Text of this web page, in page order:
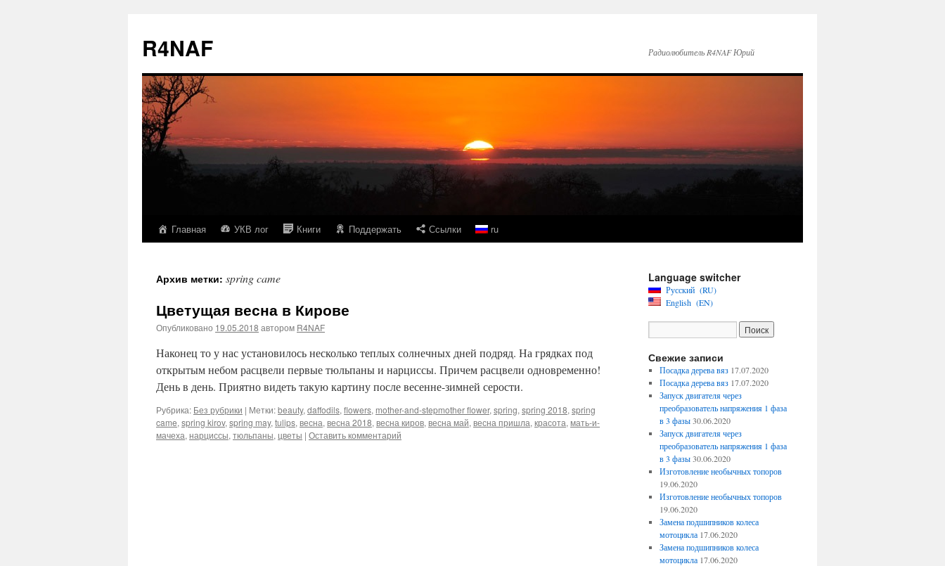
R4NAF Радиолюбитель R4NAF Юрий
Перейти
содержимому
Главная УКВ лог Книги Поддержать Ссылки ru
Архив метки: spring came
Цветущая весна в Кирове
Опубликовано 19.05.2018 автором R4NAF
Наконец то у нас установилось несколько теплых солнечных дней подряд. На грядках под
открытым небом расцвели первые тюльпаны и нарциссы. Причем расцвели одновременно!
День в день. Приятно видеть такую картину после весенне-зимней серости.
Рубрика: Без рубрики | Метки:beauty, daffodils, flowers, mother-and-stepmother flower, spring, spring 2018, spring
came, spring kirov, spring may, tulips, весна, весна 2018, весна киров, весна май, весна пришла, красота, мать-и-
мачеха, нарциссы, тюльпаны, цветы | Оставить комментарий
Language switcher
Русский
RU
English
EN
Свежие записи
Посадка дерева вяз 17.07.2020
Посадка дерева вяз 17.07.2020
Запуск двигателя через
преобразователь напряжения 1 фаза
в 3 фазы 30.06.2020
Запуск двигателя через
преобразователь напряжения 1 фаза
в 3 фазы 30.06.2020
Изготовление необычных топоров
19.06.2020
Изготовление необычных топоров
19.06.2020
Замена подшипников колеса
мотоцикла 17.06.2020
Замена подшипников колеса
мотоцикла 17.06.2020